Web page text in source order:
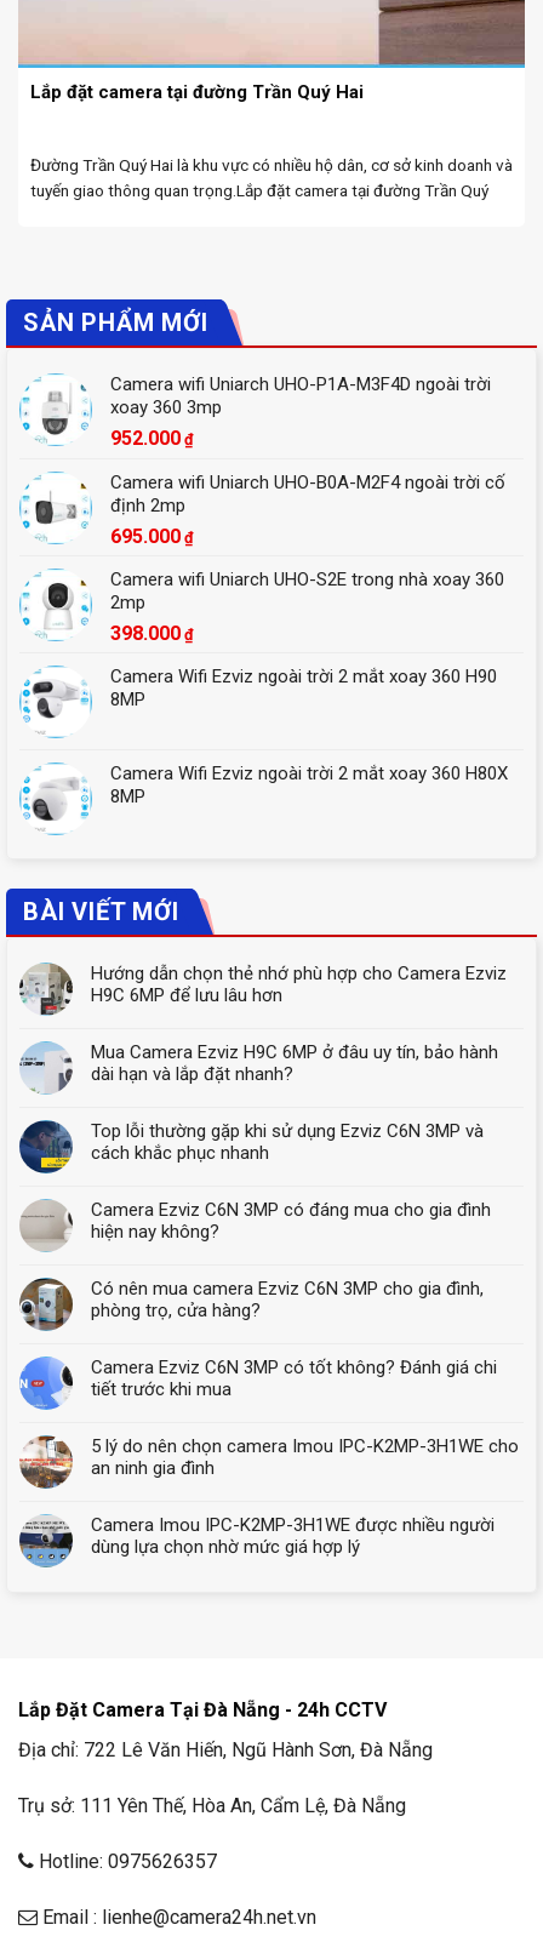
Lắp đặt camera tại đường Trần Quý Hai
Đường Trần Quý Hai là khu vực có nhiều hộ dân, cơ sở kinh doanh và
tuyến giao thông quan trọng.Lắp đặt camera tại đường Trần Quý
SẢN PHẨM MỚI
Camera wifi Uniarch UHO-P1A-M3F4D ngoài trời
xoay 360 3mp
952.000 ₫
Camera wifi Uniarch UHO-B0A-M2F4 ngoài trời cố
định 2mp
695.000 ₫
Camera wifi Uniarch UHO-S2E trong nhà xoay 360
2mp
398.000 ₫
Camera Wifi Ezviz ngoài trời 2 mắt xoay 360 H90
8MP
Camera Wifi Ezviz ngoài trời 2 mắt xoay 360 H80X
8MP
BÀI VIẾT MỚI
Hướng dẫn chọn thẻ nhớ phù hợp cho Camera Ezviz
H9C 6MP để lưu lâu hơn
Mua Camera Ezviz H9C 6MP ở đâu uy tín, bảo hành
dài hạn và lắp đặt nhanh?
Top lỗi thường gặp khi sử dụng Ezviz C6N 3MP và
cách khắc phục nhanh
Camera Ezviz C6N 3MP có đáng mua cho gia đình
hiện nay không?
Có nên mua camera Ezviz C6N 3MP cho gia đình,
phòng trọ, cửa hàng?
Camera Ezviz C6N 3MP có tốt không? Đánh giá chi
tiết trước khi mua
5 lý do nên chọn camera Imou IPC-K2MP-3H1WE cho
an ninh gia đình
Camera Imou IPC-K2MP-3H1WE được nhiều người
dùng lựa chọn nhờ mức giá hợp lý
Lắp Đặt Camera Tại Đà Nẵng - 24h CCTV
Địa chỉ: 722 Lê Văn Hiến, Ngũ Hành Sơn, Đà Nẵng
Trụ sở: 111 Yên Thế, Hòa An, Cẩm Lệ, Đà Nẵng
Hotline: 0975626357
Email : lienhe@camera24h.net.vn